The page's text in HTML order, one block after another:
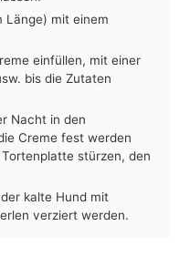
Länge) mit einem
einfüllen, mit einer
bis die Zutaten
Nacht in den
Creme fest werden
stürzen, den
kalte Hund mit
verziert werden.